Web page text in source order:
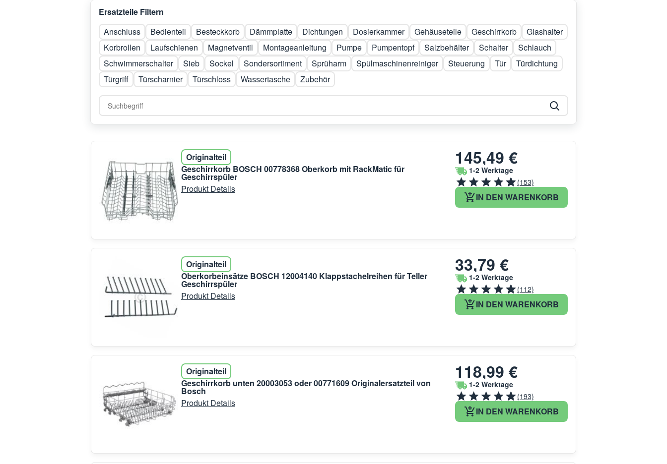
Ersatzteile Filtern
Anschluss
Bedienteil Besteckkorb Dämmplatte Dichtungen Dosierkammer Gehäuseteile Geschirrkorb
Glashalter
Korbrollen
Laufschienen Magnetventil Montageanleitung Pumpe Pumpentopf Salzbehälter Schalter
Schlauch
Schwimmerschalter
Sieb Sockel Sondersortiment Sprüharm Spülmaschinenreiniger Steuerung Tür
Türdichtung
Türgriff
Türscharnier Türschloss Wassertasche Zubehör
Originalteil
Geschirrkorb BOSCH 00778368 Oberkorb mit RackMatic für
Geschirrspüler
Produkt Details
145,49 €
1-2 Werktage
(153)
IN DEN WARENKORB
Originalteil
Oberkorbeinsätze BOSCH 12004140 Klappstachelreihen für Teller
Geschirrspüler
Produkt Details
33,79 €
1-2 Werktage
(112)
IN DEN WARENKORB
Originalteil
Geschirrkorb unten 20003053 oder 00771609 Originalersatzteil von
Bosch
Produkt Details
118,99 €
1-2 Werktage
(193)
IN DEN WARENKORB